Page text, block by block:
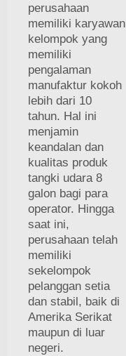
perusahaan
memiliki karyawan
kelompok yang
memiliki
pengalaman
manufaktur kokoh
lebih dari 10
tahun. Hal ini
menjamin
keandalan dan
kualitas produk
tangki udara 8
galon bagi para
operator. Hingga
saat ini,
perusahaan telah
memiliki
sekelompok
pelanggan setia
dan stabil, baik di
Amerika Serikat
maupun di luar
negeri.